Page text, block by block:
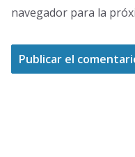
navegador para la